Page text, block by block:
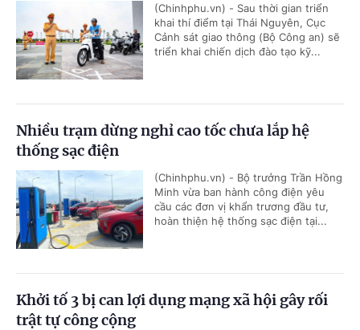
(Chinhphu.vn) - Sau thời gian triển
khai thí điểm tại Thái Nguyên, Cục
Cảnh sát giao thông (Bộ Công an) sẽ
triển khai chiến dịch đào tạo kỹ...
Nhiều trạm dừng nghỉ cao tốc chưa lắp hệ
thống sạc điện
(Chinhphu.vn) - Bộ trưởng Trần Hồng
Minh vừa ban hành công điện yêu
cầu các đơn vị khẩn trương đầu tư,
hoàn thiện hệ thống sạc điện tại...
Khởi tố 3 bị can lợi dụng mạng xã hội gây rối
trật tự công cộng